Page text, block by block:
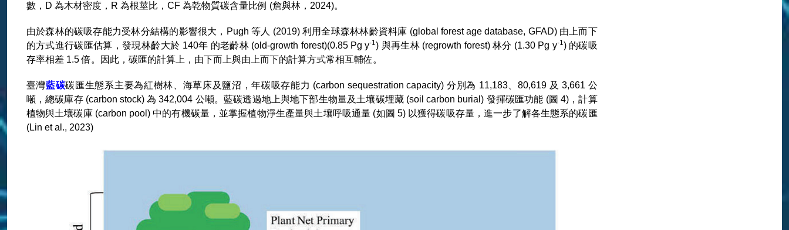
數，D 為木材密度，R 為根莖比，CF 為乾物質碳含量比例 (詹與林，2024)。
由於森林的碳吸存能力受林分結構的影響很大，Pugh 等人 (2019) 利用全球森林林齡資料庫 (global forest age database, GFAD) 由上而下
的方式進行碳匯估算，發現林齡大於 140年 的老齡林 (old-growth forest)(0.85 Pg y-1) 與再生林 (regrowth forest) 林分 (1.30 Pg y-1) 的碳吸
存率相差 1.5 倍。因此，碳匯的計算上，由下而上與由上而下的計算方式常相互輔佐。
臺灣藍碳碳匯生態系主要為紅樹林、海草床及鹽沼，年碳吸存能力 (carbon sequestration capacity) 分別為 11,183、80,619 及 3,661 公
噸，總碳庫存 (carbon stock) 為 342,004 公噸。藍碳透過地上與地下部生物量及土壤碳埋藏 (soil carbon burial) 發揮碳匯功能 (圖 4)，計算
植物與土壤碳庫 (carbon pool) 中的有機碳量，並掌握植物淨生產量與土壤呼吸通量 (如圖 5) 以獲得碳吸存量，進一步了解各生態系的碳匯
(Lin et al., 2023)